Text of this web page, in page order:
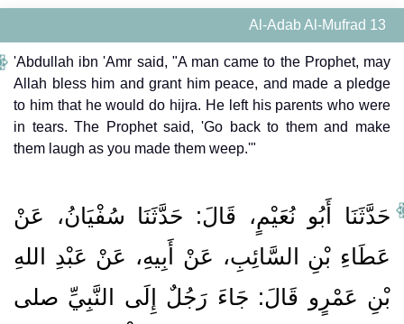
Al-Adab Al-Mufrad 13
'Abdullah ibn 'Amr said, "A man came to the Prophet, may
Allah bless him and grant him peace, and made a pledge
to him that he would do hijra. He left his parents who were
in tears. The Prophet said, 'Go back to them and make
them laugh as you made them weep.'"
حَدَّثَنَا أَبُو نُعَيْمٍ، قَالَ‏:‏ حَدَّثَنَا سُفْيَانُ، عَنْ
عَطَاءِ بْنِ السَّائِبِ، عَنْ أَبِيهِ، عَنْ عَبْدِ اللهِ
بْنِ عَمْرٍو قَالَ‏:‏ جَاءَ رَجُلٌ إِلَى النَّبِيِّ صلى